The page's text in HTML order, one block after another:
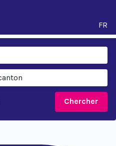
FR
Chercher